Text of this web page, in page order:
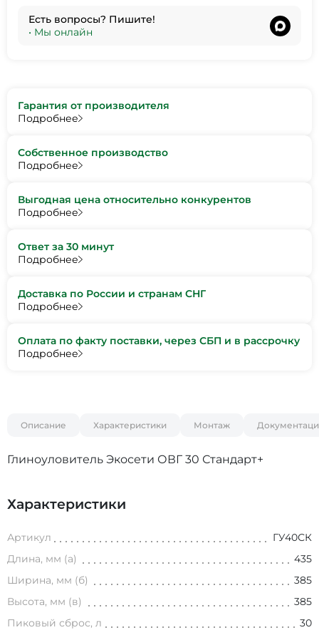
Есть вопросы? Пишите!
• Мы онлайн
Гарантия от производителя
Подробнее
Собственное производство
Подробнее
Выгодная цена относительно конкурентов
Подробнее
Ответ за 30 минут
Подробнее
Доставка по России и странам СНГ
Подробнее
Оплата по факту поставки, через СБП и в рассрочку
Подробнее
Описание Характеристики Монтаж
Глиноуловитель Экосети ОВГ 30 Стандарт+
Характеристики
Артикул
ГУ40СК
Длина, мм (а)
435
Ширина, мм (б)
385
Высота, мм (в)
385
Пиковый сброс, л
30